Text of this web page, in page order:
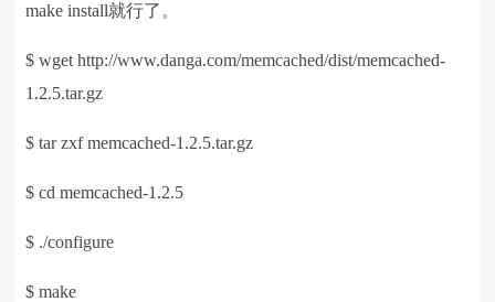
make install就行了。
$ wget http://www.danga.com/memcached/dist/memcached-
1.2.5.tar.gz
$ tar zxf memcached-1.2.5.tar.gz
$ cd memcached-1.2.5
$ ./configure
$ make